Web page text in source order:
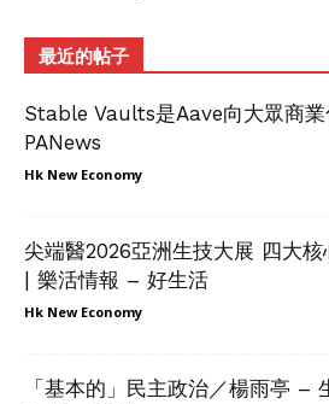
最近的帖子
Stable Vaults是Aave向大眾商業
PANews
Hk New Economy
尖端醫2026亞洲生技大展 四大
| 樂活情報 – 好生活
Hk New Economy
「基本的」民主政治／楊雨亭 –